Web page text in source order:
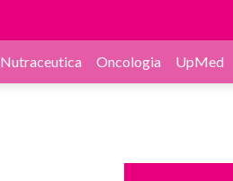
Nutraceutica Oncologia UpMed